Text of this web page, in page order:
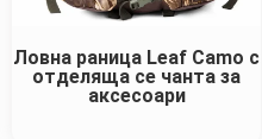
Ловна раница Leaf Camo с
отделяща се чанта за
аксесоари